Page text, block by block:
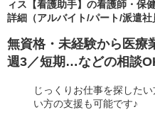
ィス【看護助手】の看護師・保
詳細（アルバイト/パート/派遣
無資格・未経験から医
週3／短期…などの相談
じっくりお仕事を探した
い方の支援も可能です♪